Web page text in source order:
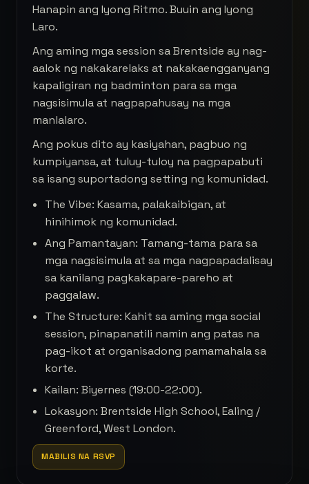
Hanapin ang Iyong Ritmo. Buuin ang Iyong
Laro.
Ang aming mga session sa Brentside ay nag-
aalok ng nakakarelaks at nakakaengganyang
kapaligiran ng badminton para sa mga
nagsisimula at nagpapahusay na mga
manlalaro.
Ang pokus dito ay kasiyahan, pagbuo ng
kumpiyansa, at tuluy-tuloy na pagpapabuti
sa isang suportadong setting ng komunidad.
The Vibe: Kasama, palakaibigan, at
hinihimok ng komunidad.
Ang Pamantayan: Tamang-tama para sa
mga nagsisimula at sa mga nagpapadalisay
sa kanilang pagkakapare-pareho at
paggalaw.
The Structure: Kahit sa aming mga social
session, pinapanatili namin ang patas na
pag-ikot at organisadong pamamahala sa
korte.
Kailan: Biyernes (19:00-22:00).
Lokasyon: Brentside High School, Ealing /
Greenford, West London.
MABILIS NA RSVP